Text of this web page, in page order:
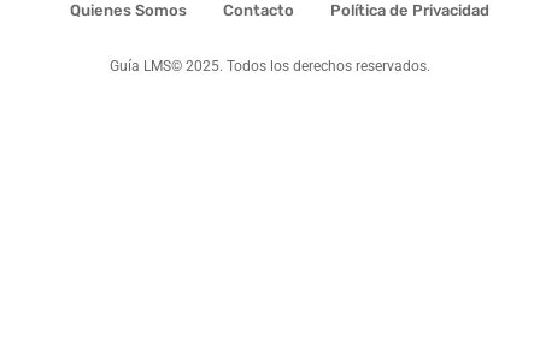
Quienes Somos Contacto Política de Privacidad
Guía LMS© 2025. Todos los derechos reservados.